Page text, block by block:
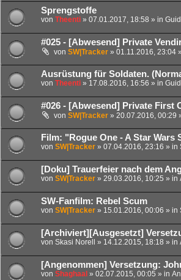
Sprengstoffe
von Theenti» 07.01.2017, 18:58 » in
#025 - [Abwesend] Private
von SW|Tracker» 01.11.2016, 23:04
Ausrüstung für Soldaten.
von Theenti» 17.08.2016, 16:56 » in
#026 - [Abwesend] Private First
von SW|Tracker» 20.07.2016, 00:29
Film: "Rogue One - A Star Wars
von SW|Tracker» 07.04.2016, 23:16 » in
[Doku] Trauerfeier nach dem
von SW|Tracker» 29.03.2016, 10:25 » in
SW-Fanfilm: Rebel Scum
von SW|Tracker» 15.01.2016, 00:06 » in
[Archiviert][Ausgesetzt]
von Skasi Norell » 14.12.2015, 18:18 » in
[Angenommen] Versetzung:
von Shaghaal» 02.07.2015, 00:05 » in